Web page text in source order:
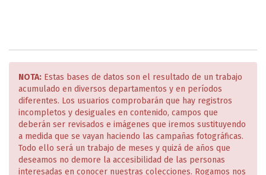
NOTA: Estas bases de datos son el resultado de un trabajo
acumulado en diversos departamentos y en períodos
diferentes. Los usuarios comprobarán que hay registros
incompletos y desiguales en contenido, campos que
deberán ser revisados e imágenes que iremos sustituyendo
a medida que se vayan haciendo las campañas fotográficas.
Todo ello será un trabajo de meses y quizá de años que
deseamos no demore la accesibilidad de las personas
interesadas en conocer nuestras colecciones. Rogamos nos